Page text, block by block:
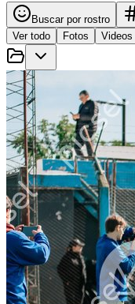
Buscar por rostro
Ver todo
Fotos Videos